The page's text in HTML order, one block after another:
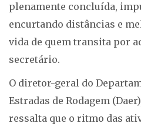
plenamente concluída,
encurtando distâncias e
vida de quem transita por
secretário.
O diretor-geral do
Estradas de Rodagem
ressalta que o ritmo das